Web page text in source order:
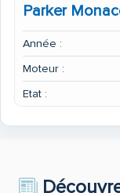
Parker
Année :
Moteur :
Etat :